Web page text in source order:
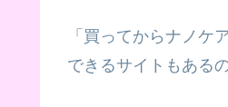
「買ってからナノケ
できるサイトもある